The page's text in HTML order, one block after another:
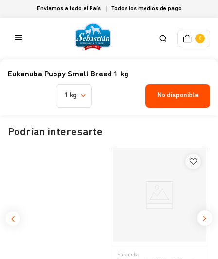
Enviamos a todo el País Todos los medios de pago
0
Eukanuba Puppy Small Breed 1 kg
1 kg No disponible
Podrían interesarte
Eukanuba